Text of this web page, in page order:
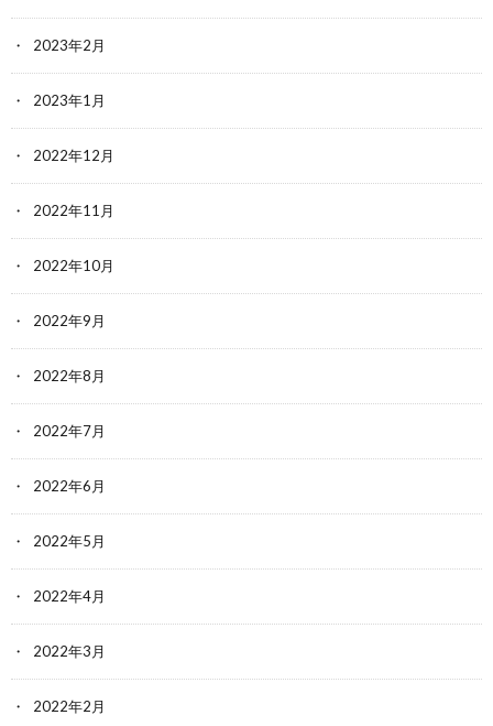
2023年2月
2023年1月
2022年12月
2022年11月
2022年10月
2022年9月
2022年8月
2022年7月
2022年6月
2022年5月
2022年4月
2022年3月
2022年2月